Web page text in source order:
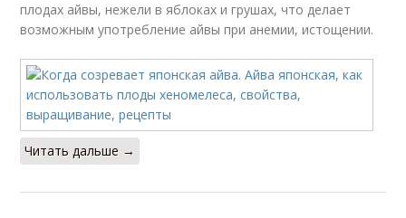
плодах айвы, нежели в яблоках и грушах, что делает
возможным употребление айвы при анемии, истощении.
Читать дальше →